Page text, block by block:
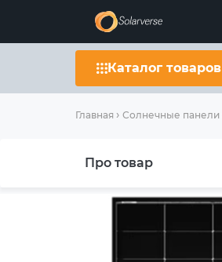
Каталог товаров
Главная Солнечные панели
Про товар